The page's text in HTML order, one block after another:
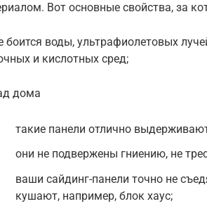
Вот основные свойства, за
боится воды, ультрафиолетовых
и кислотных сред;
дома
такие панели отлично
они не подвержены гниению, не
ваши сайдинг-панели точно не
кушают, например, блок хаус;